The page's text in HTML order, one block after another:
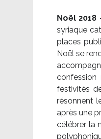
Noël 2018
syriaque
places
Noël se
confession
festivités
résonnent
après une
célébrer la